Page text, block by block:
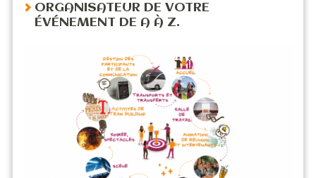
ORGANISATEUR DE VOTRE
ÉVÉNEMENT DE A À Z.